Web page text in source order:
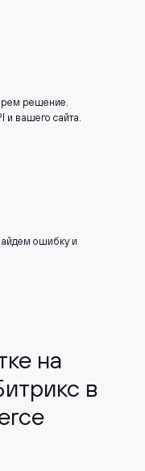
решение.
и вашего сайта.
ошибку и
на
в